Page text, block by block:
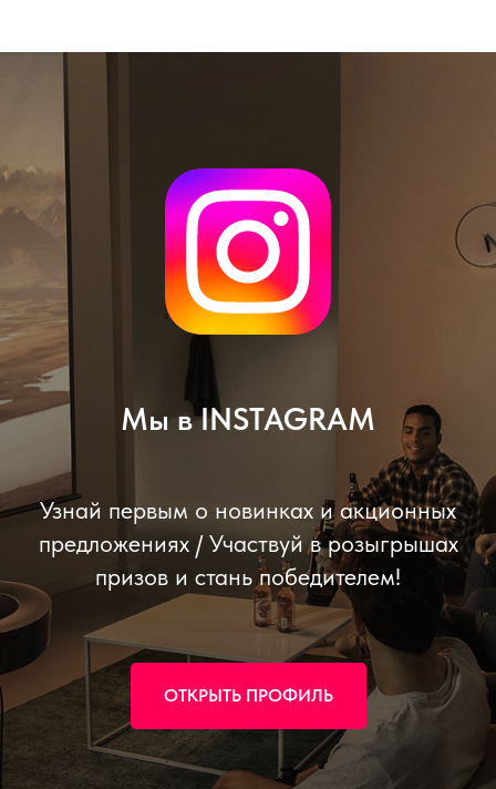
Мы в INSTAGRAM
Узнай первым о новинках и акционных
предложениях / Участвуй в розыгрышах
призов и стань победителем!
ОТКРЫТЬ ПРОФИЛЬ